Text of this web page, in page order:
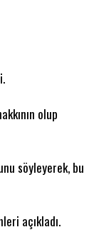
olup
söyleyerek, bu
açıkladı.